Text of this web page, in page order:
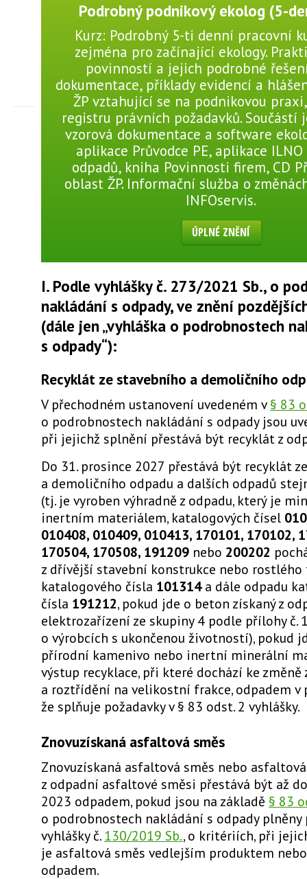
Podrobný podnikový ekolog (5-
Kurz: Podrobný 5-ti denní pracovní
zejména pro začínající ekology.
povinností a jejich podrobné
dokumentace, příklady evidencí a
ŽP vztahující se na podnikovou
registru právních požadavků. Součástí
vzorová dokumentace a software
aplikace Průvodce PE, aplikace
odpadů, kniha Povinnosti firem, CD
oblast ŽP. Informační služba o
INFOservis.
ÚPLNÉ ZNĚNÍ
I. Podle vyhlášky č. 273/2021 Sb., o
nakládání s odpady, ve znění
(dále jen „vyhláška o podrobnostech
s odpady“):
Recyklát ze stavebního a demoličního
V přechodném ustanovení uvedeném v§ 83
o podrobnostech nakládání s odpady jsou
při jejichž splnění přestává být recyklát z
Do 31. prosince 2027 přestává být recyklát
a demoličního odpadu a dalších odpadů
(tj. je vyroben výhradně z odpadu, který je
inertním materiálem, katalogových čísel
010408, 010409, 010413, 170101, 170102,
170504, 170508, 191209 nebo 200202
z dřívější stavební konstrukce nebo rostlého
katalogového čísla 101314 a dále odpadu
čísla 191212, pokud jde o beton získaný z
elektrozařízení ze skupiny 4 podle přílohy č.
o výrobcích s ukončenou životností), pokud
přírodní kamenivo nebo inertní minerální
výstup recyklace, při které dochází ke
a roztřídění na velikostní frakce, odpadem v
že splňuje požadavky v § 83 odst. 2 vyhlášky.
Znovuzískaná asfaltová směs
Znovuzískaná asfaltová směs nebo
z odpadní asfaltové směsi přestává být až
2023 odpadem, pokud jsou na základě § 83
o podrobnostech nakládání s odpady plněny
vyhlášky č. 130/2019 Sb., o kritériích, při
je asfaltová směs vedlejším produktem
odpadem.